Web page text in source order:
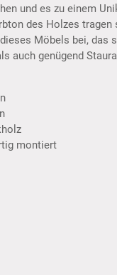
und es zu einem
des Holzes tragen
Möbels bei, das
auch genügend
montiert